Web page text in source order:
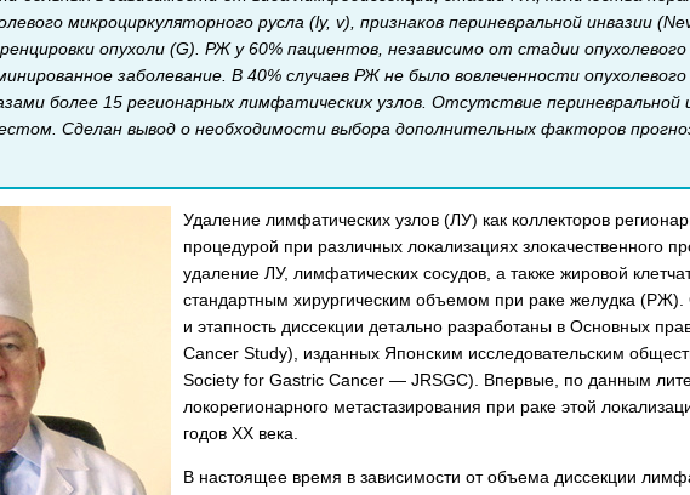
микроциркуляторного русла (ly, v), признаков периневральной инвазии
опухоли (G). РЖ у 60% пациентов, независимо от стадии опухолевого
заболевание. В 40% случаев РЖ не было вовлеченности
более 15 регионарных лимфатических узлов. Отсутствие периневральной
Сделан вывод о необходимости выбора дополнительных факторов
Удаление лимфатических узлов (ЛУ) как коллекторов
процедурой при различных локализациях злокачественного
удаление ЛУ, лимфатических сосудов, а также жировой
стандартным хирургическим объемом при раке желудка
и этапность диссекции детально разработаны в Основных
Cancer Study), изданных Японским исследовательским
Society for Gastric Cancer — JRSGC). Впервые, по данным
локорегионарного метастазирования при раке этой
годов XX века.
В настоящее время в зависимости от объема диссекции